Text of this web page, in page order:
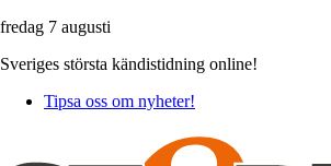
fredag 7 augusti
Sveriges största kändistidning online!
Tipsa oss om nyheter!